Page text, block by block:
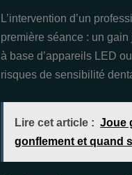
L’intervention d’un
première séance : un
à base d’appareils LED
risques de sensibilité
Lire cet article : Joue
gonflement et quand